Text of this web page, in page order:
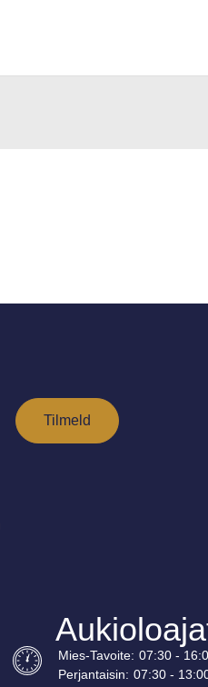
Mies-Tavoite: 07:30 -
Perjantaisin: 07:30 -